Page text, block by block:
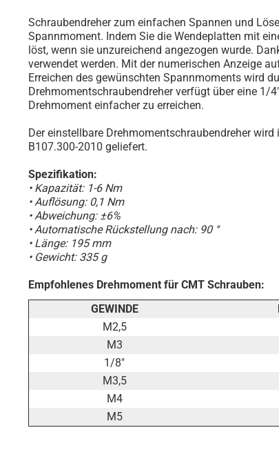
Schraubendreher zum einfachen Spannen und
Spannmoment. Indem Sie die Wendeplatten mit
löst, wenn sie unzureichend angezogen wurde.
verwendet werden. Mit der numerischen Anzeige
Erreichen des gewünschten Spannmoments wird
Drehmomentschraubendreher verfügt über eine
Drehmoment einfacher zu erreichen.
Der einstellbare Drehmomentschraubendreher
B107.300-2010 geliefert.
Spezifikation:
• Kapazität: 1-6 Nm
• Auflösung: 0,1 Nm
• Abweichung: ±6%
• Automatische Rückstellung nach: 90 °
• Länge: 195 mm
• Gewicht: 335 g
Empfohlenes Drehmoment für CMT Schrauben:
GEWINDE
M2,5
M3
1/8"
M3,5
M4
M5